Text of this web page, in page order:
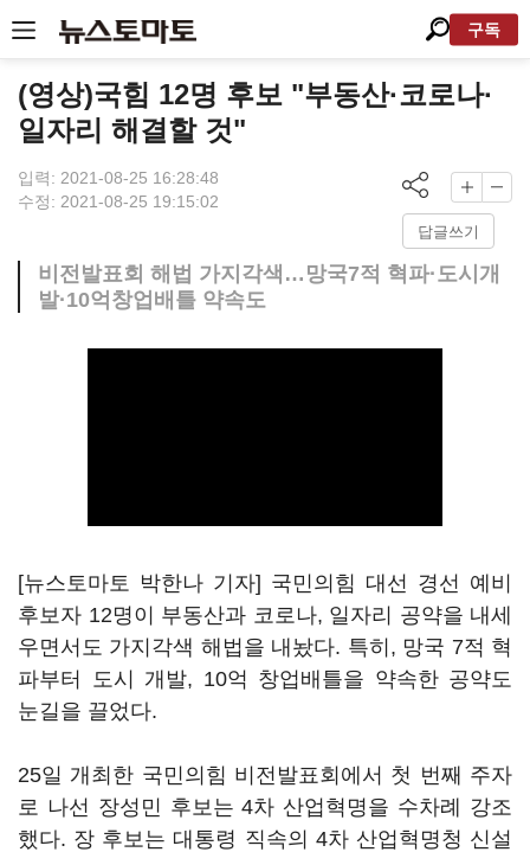
구독
(영상)국힘 12명 후보 "부동산·코로나·
일자리 해결할 것"
입력: 2021-08-25 16:28:48
수정: 2021-08-25 19:15:02
답글쓰기
비전발표회 해법 가지각색…망국7적 혁파·도시개
발·10억창업배틀 약속도
[뉴스토마토 박한나 기자] 국민의힘 대선 경선 예비
후보자 12명이 부동산과 코로나, 일자리 공약을 내세
우면서도 가지각색 해법을 내놨다. 특히, 망국 7적 혁
파부터 도시 개발, 10억 창업배틀을 약속한 공약도
눈길을 끌었다.
25일 개최한 국민의힘 비전발표회에서 첫 번째 주자
로 나선 장성민 후보는 4차 산업혁명을 수차례 강조
했다. 장 후보는 대통령 직속의 4차 산업혁명청 신설